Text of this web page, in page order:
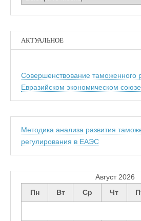
АКТУАЛЬНОЕ
Совершенствование таможенного
Евразийском экономическом союзе
Методика анализа развития
регулирования в ЕАЭС
Август 2026
Пн
Вт Ср Чт